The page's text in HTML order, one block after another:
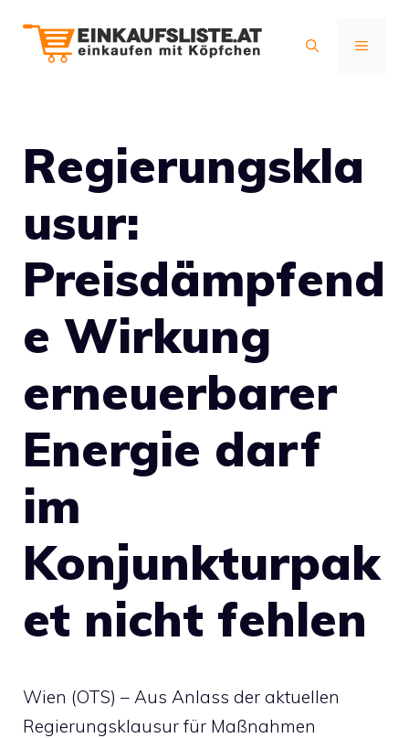
Inhalt
MENÜ
Regierungskla
usur:
Preisdämpfend
e Wirkung
erneuerbarer
Energie darf
im
Konjunkturpak
et nicht fehlen
Wien (OTS) – Aus Anlass der aktuellen
Regierungsklausur für Maßnahmen